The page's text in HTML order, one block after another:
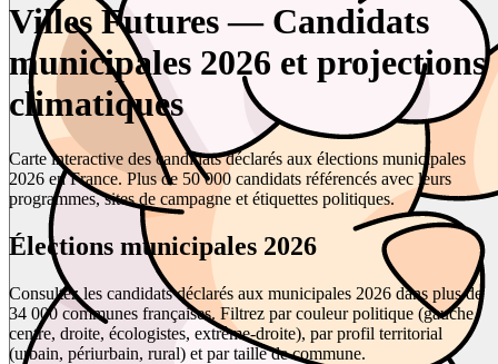
Villes Futures — Candidats
municipales 2026 et projections
climatiques
Carte interactive des candidats déclarés aux élections municipales
2026 en France. Plus de 50 000 candidats référencés avec leurs
programmes, sites de campagne et étiquettes politiques.
Élections municipales 2026
Consultez les candidats déclarés aux municipales 2026 dans plus de
34 000 communes françaises. Filtrez par couleur politique (gauche,
centre, droite, écologistes, extrême-droite), par profil territorial
(urbain, périurbain, rural) et par taille de commune.